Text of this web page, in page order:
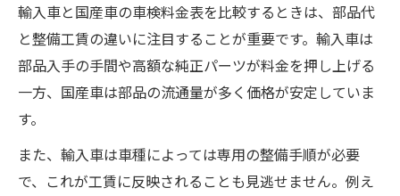
輸入車と国産車の車検料金表を比較するときは、部品代
と整備工賃の違いに注目することが重要です。輸入車は
部品入手の手間や高額な純正パーツが料金を押し上げる
一方、国産車は部品の流通量が多く価格が安定していま
す。
また、輸入車は車種によっては専用の整備手順が必要
で、これが工賃に反映されることも見逃せません。例え